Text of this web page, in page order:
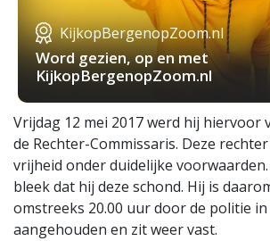
KijkopBergenopZoom.nl
Word gezien, op en met
KijkopBergenopZoom.nl
Vrijdag 12 mei 2017 werd hij hiervoor
de Rechter-Commissaris. Deze
vrijheid onder duidelijke
bleek dat hij deze schond. Hij is
omstreeks 20.00 uur door de politie
aangehouden en zit weer vast.